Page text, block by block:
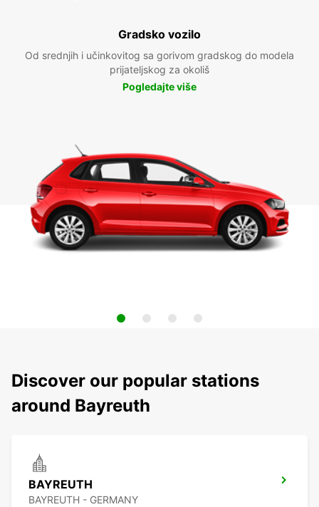
Gradsko vozilo
Od srednjih i učinkovitog sa gorivom gradskog do modela
prijateljskog za okoliš
Pogledajte više
Discover our popular stations
around Bayreuth
BAYREUTH
BAYREUTH - GERMANY